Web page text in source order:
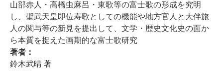
山部赤人・高橋虫麻呂・東歌等の富士歌の形成を究明
し、聖武天皇即位寿歌としての機能や地方官人と大伴旅
人の関与等の新見を提出して、文学・歴史文化史の面か
ら本質を捉えた画期的な富士歌研究
著者：
鈴木武晴 著